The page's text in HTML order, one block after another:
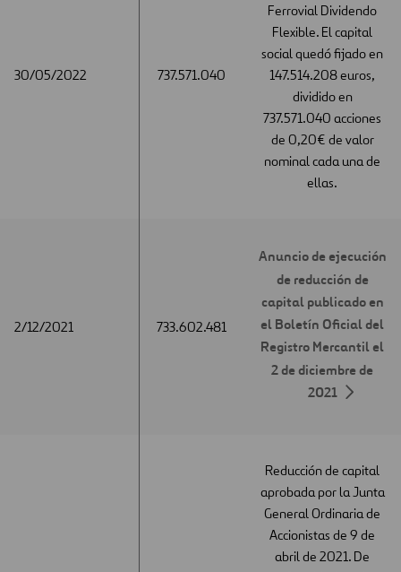
30/05/2022
2/12/2021
30/05/2022 737.571.040
Ferrovial Dividendo
Flexible. El capital
social quedó fijado en
147.514.208 euros,
dividido en
737.571.040 acciones
de 0,20€ de valor
nominal cada una de
ellas.
2/12/2021 733.602.481
Anuncio de ejecución
de reducción de
capital publicado en
el Boletín Oficial del
Registro Mercantil el
2 de diciembre de
2021
Reducción de capital
aprobada por la Junta
General Ordinaria de
Accionistas de 9 de
abril de 2021. De